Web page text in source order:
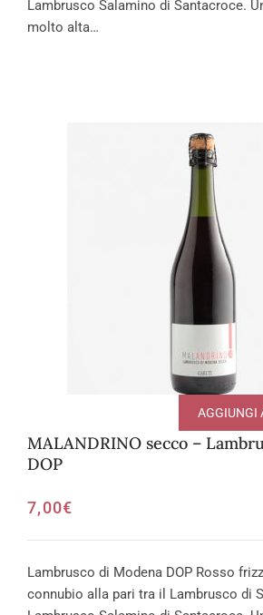
Lambrusco Salamino di Santacroce.
molto alta…
MALANDRINO secco –
DOP
7,00€
AGGIUNGI
Lambrusco di Modena DOP Rosso
connubio alla pari tra il Lambrusco di